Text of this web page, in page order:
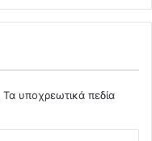
Τα υποχρεωτικά πεδία